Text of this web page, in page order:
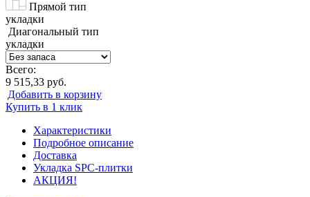
Прямой тип
укладки
Диагональный тип
укладки
Всего:
9 515,33 руб.
Добавить в корзину
Купить в 1 клик
Характеристики
Подробное описание
Доставка
Укладка SPC-плитки
АКЦИЯ!